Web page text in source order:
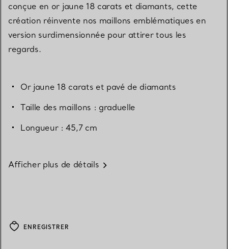
conçue en or jaune 18 carats et diamants, cette
création réinvente nos maillons emblématiques en
version surdimensionnée pour attirer tous les
regards.
Or jaune 18 carats et pavé de diamants
Taille des maillons : graduelle
Longueur : 45,7 cm
Afficher plus de détails
ENREGISTRER